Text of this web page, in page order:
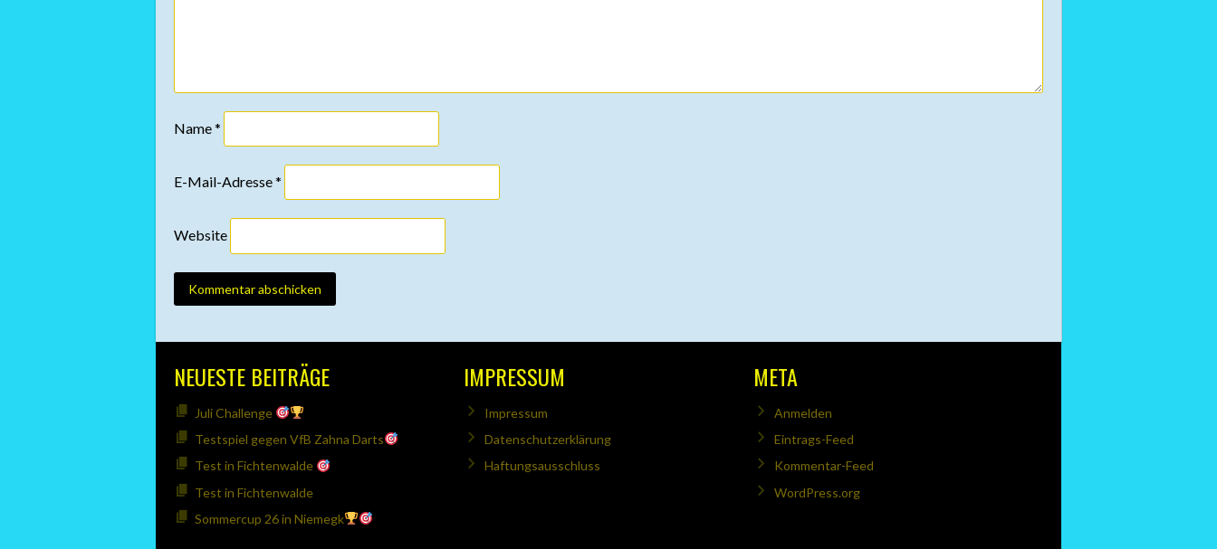
Name*
E-Mail-Adresse*
Website
NEUESTE BEITRÄGE
Juli Challenge
Testspiel gegen VfB Zahna Darts
Test in Fichtenwalde
Test in Fichtenwalde
Sommercup 26 in Niemegk
IMPRESSUM
Impressum
Datenschutzerklärung
Haftungsausschluss
META
Anmelden
Eintrags-Feed
Kommentar-Feed
WordPress.org